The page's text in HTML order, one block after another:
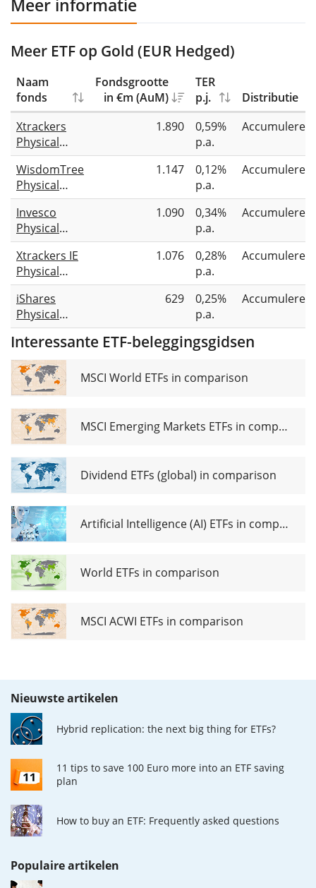
Meer informatie
Meer ETF op Gold (EUR Hedged)
Naam
fonds
Fondsgrootte
in €m (AuM)
TER
p.j.
Distributie
Xtrackers
Physical
Gold EUR
Hedged ETC
1.890
0,59%
p.a.
WisdomTree
Physical
Gold - EUR
Daily
Hedged
1.147
0,12%
p.a.
Invesco
Physical
Gold EUR
Hedged ETC
1.090
0,34%
p.a.
Xtrackers IE
Physical
Gold EUR
Hedged ETC
Securities
1.076
0,28%
p.a.
iShares
Physical
Gold EUR
Hedged ETC
629
0,25%
p.a.
Interessante ETF-beleggingsgidsen
MSCI World ETFs in comparison
MSCI Emerging Markets ETFs in comparison
Dividend ETFs (global) in comparison
Artificial Intelligence (AI) ETFs in comparison
World ETFs in comparison
MSCI ACWI ETFs in comparison
Nieuwste artikelen
Hybrid replication: the next big thing for ETFs?
11 tips to save 100 Euro more into an ETF saving
plan
How to buy an ETF: Frequently asked questions
Populaire artikelen